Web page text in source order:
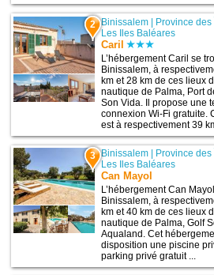
2 Binissalem Province
Les Iles Baléares
Caril
L’hébergement Caril se
Binissalem, à
km et 28 km de ces lieux
nautique de Palma, Port
Son Vida. Il propose une
connexion Wi-Fi gratuite.
est à respectivement 39
3 Binissalem Province
Les Iles Baléares
Can Mayol
L’hébergement Can
Binissalem, à
km et 40 km de ces lieux
nautique de Palma, Golf
Aqualand. Cet
disposition une piscine
parking privé gratuit ...